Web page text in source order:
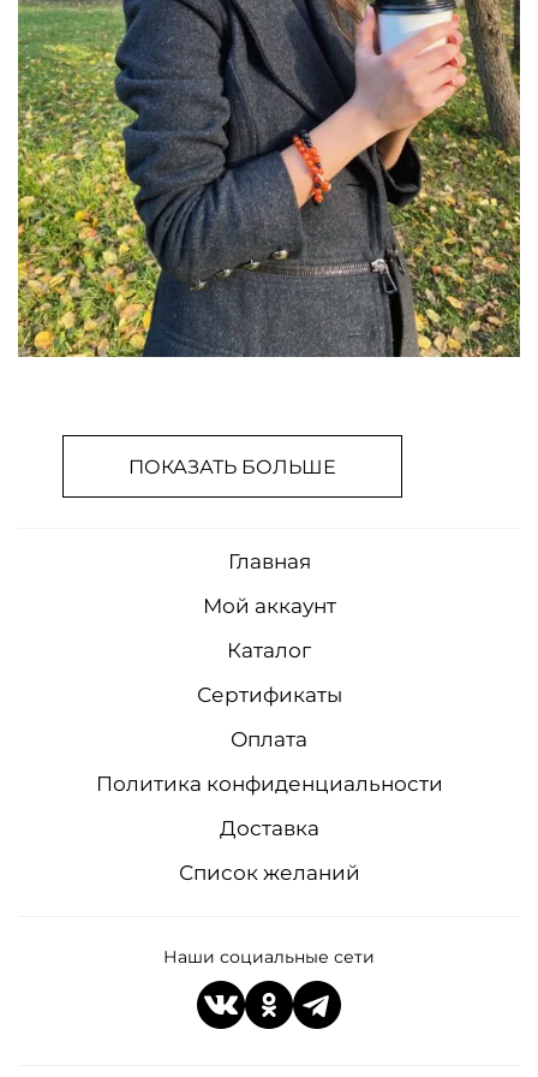
ПОКАЗАТЬ БОЛЬШЕ
Главная
Мой аккаунт
Каталог
Сертификаты
Оплата
Политика конфиденциальности
Доставка
Список желаний
Наши социальные сети